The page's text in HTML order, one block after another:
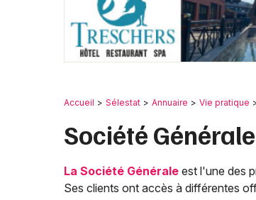
Accueil Sélestat Annuaire Vie pratique
Société
La Société Générale est l'une des
Ses clients ont accès à différentes
Où ?
Sélestat et alentours Bas-Rhin (67)